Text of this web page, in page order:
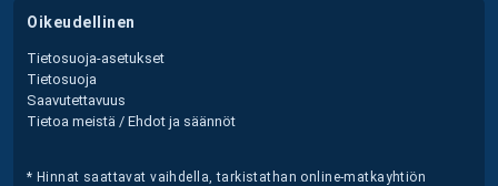
oikeudellinen
Tietosuoja-asetukset
Tietosuoja
Saavutettavuus
Tietoa meistä / Ehdot ja säännöt
* Hinnat saattavat vaihdella, tarkistathan online-matkayhtiön